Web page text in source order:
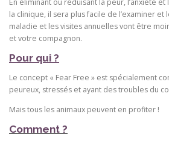
la clinique, il sera plus facile de l’examiner et
maladie et les visites annuelles vont être
et votre compagnon.
Pour qui ?
Le concept « Fear Free » est spécialement
peureux, stressés et ayant des troubles du
Mais tous les animaux peuvent en profiter !
Comment ?